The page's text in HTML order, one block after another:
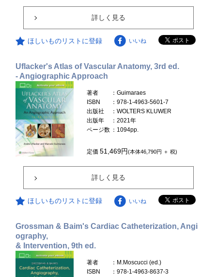
詳しく見る
ほしいものリストに登録 いいね
Uflacker's Atlas of Vascular Anatomy, 3rd ed.
- Angiographic Approach
著者
：Guimaraes
ISBN
：978-1-4963-5601-7
出版社
：WOLTERS KLUWER
出版年
：2021年
ページ数 ：1094pp.
定価51,469円(本体46,790円 ＋ 税)
詳しく見る
ほしいものリストに登録 いいね
Grossman & Baim's Cardiac Catheterization, Angi
ography,
& Intervention, 9th ed.
著者
：M.Moscucci (ed.)
ISBN
：978-1-4963-8637-3